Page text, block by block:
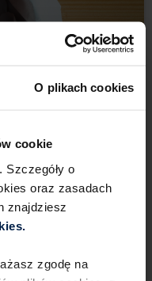
O plikach cookies
cookie
o
oraz zasadach
znajdziesz
zgodę na